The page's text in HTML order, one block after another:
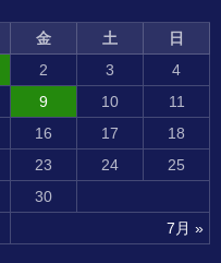
金 土 日
7月 »
2 3
4
9 10
11
16 17
18
23 24
25
30